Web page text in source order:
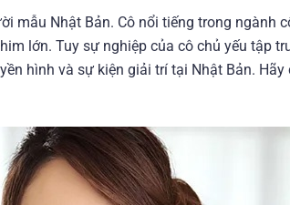
mẫu Nhật Bản. Cô nổi tiếng trong ngành
lớn. Tuy sự nghiệp của cô chủ yếu tập
hình và sự kiện giải trí tại Nhật Bản. Hãy